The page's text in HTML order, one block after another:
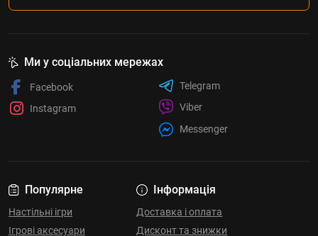
Популярне
Настільні ігри
Ігрові аксесуари
Інформація
Доставка і оплата
Дисконт та знижки
Ми у соціальних мережах
Facebook
Instagram
Telegram
Viber
Messenger